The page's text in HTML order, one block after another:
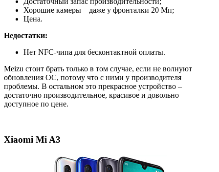
Хорошие камеры – даже у фронталки 20 Мп;
Цена.
Недостатки:
Нет NFC-чипа для бесконтактной оплаты.
Meizu стоит брать только в том случае, если не волнуют
обновления ОС, потому что с ними у производителя
проблемы. В остальном это прекрасное устройство –
достаточно производительное, красивое и довольно
доступное по цене.
Xiaomi Mi A3